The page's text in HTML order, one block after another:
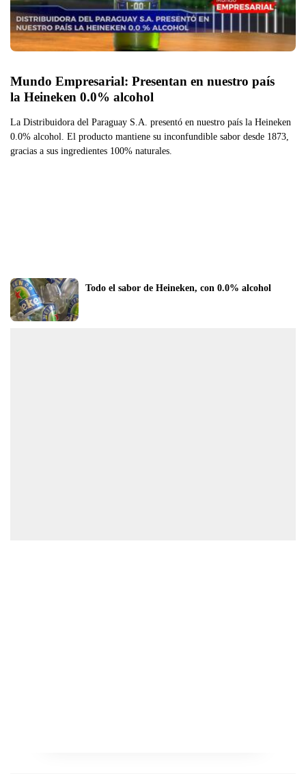
Mundo Empresarial: Presentan en nuestro país
la Heineken 0.0% alcohol
La Distribuidora del Paraguay S.A. presentó en nuestro país la Heineken
0.0% alcohol. El producto mantiene su inconfundible sabor desde 1873,
gracias a sus ingredientes 100% naturales.
Todo el sabor de Heineken, con 0.0% alcohol